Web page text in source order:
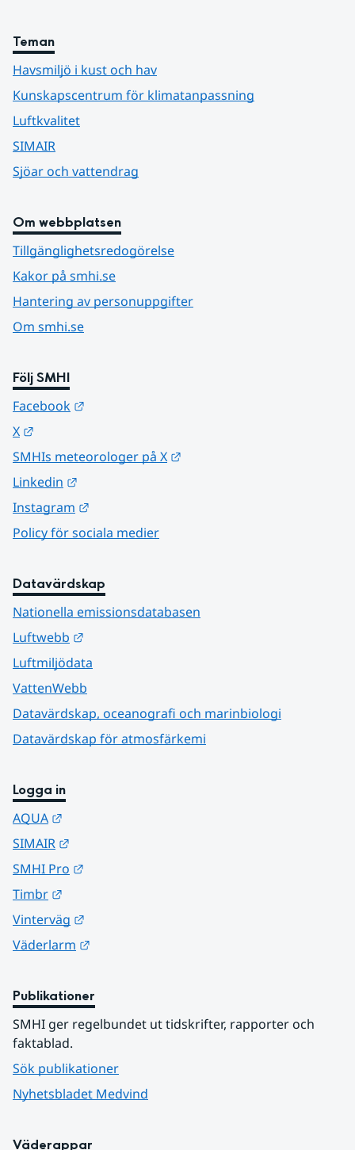
Teman
Havsmiljö i kust och hav
Kunskapscentrum för klimatanpassning
Luftkvalitet
SIMAIR
Sjöar och vattendrag
Om webbplatsen
Tillgänglighetsredogörelse
Kakor på smhi.se
Hantering av personuppgifter
Om smhi.se
Följ SMHI
Facebook
X
SMHIs meteorologer på X
Linkedin
Instagram
Policy för sociala medier
Datavärdskap
Nationella emissionsdatabasen
Luftwebb
Luftmiljödata
VattenWebb
Datavärdskap, oceanografi och marinbiologi
Datavärdskap för atmosfärkemi
Logga in
AQUA
SIMAIR
SMHI Pro
Timbr
Vinterväg
Väderlarm
Publikationer
SMHI ger regelbundet ut tidskrifter, rapporter och
faktablad.
Sök publikationer
Nyhetsbladet Medvind
Väderappar